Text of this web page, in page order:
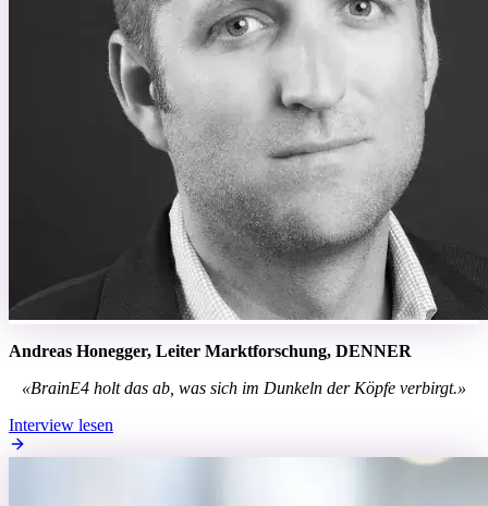
Andreas Honegger, Leiter Marktforschung, DENNER
«BrainE4 holt das ab, was sich im Dunkeln der Köpfe verbirgt.»
Interview lesen